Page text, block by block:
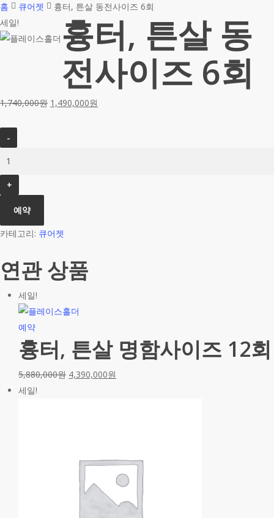
홈 큐어젯
흉터, 튼살 동전사이즈 6회
세일!
흉터, 튼살 동
전사이즈 6회
1,740,000원 1,490,000원
터,
동
전
사
즈
6
회
수
량
예약
카테고리: 큐어젯
연관 상품
세일!
예약
흉터, 튼살 명함사이즈 12회
5,880,000원 4,390,000원
세일!